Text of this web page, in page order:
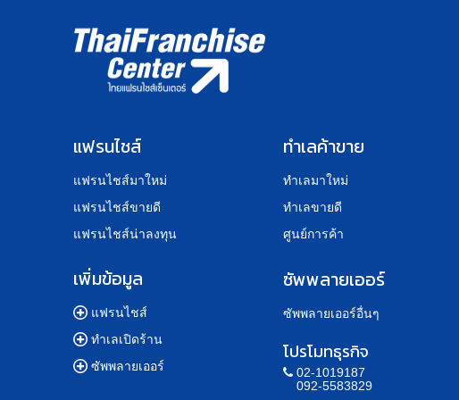
แฟรนไชส์
แฟรนไชส์มาใหม่
แฟรนไชส์ขายดี
แฟรนไชส์น่าลงทุน
เพิ่มข้อมูล
แฟรนไชส์
ทำเลเปิดร้าน
ซัพพลายเออร์
ทำเลค้าขาย
ทำเลมาใหม่
ทำเลขายดี
ศูนย์การค้า
ซัพพลายเออร์
ซัพพลายเออร์อื่นๆ
โปรโมทธุรกิจ
02-1019187
092-5583829